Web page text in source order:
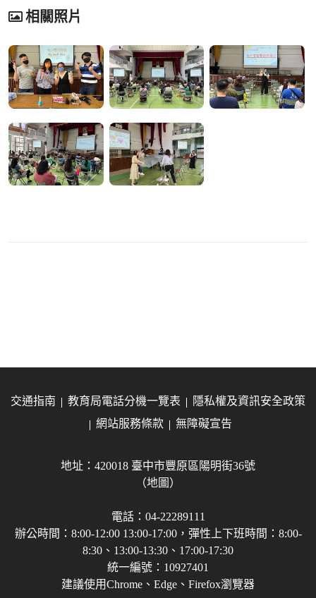
相關照片
交通指南 教育局電話分機一覽表
隱私權及資訊安全政策
網站服務條款
無障礙宣告
地址：420018 臺中市豐原區陽明街36號
（地圖）
電話：04-22289111
辦公時間：8:00-12:00 13:00-17:00，彈性上下班時間：8:00-
8:30、13:00-13:30、17:00-17:30
統一編號：10927401
建議使用Chrome、Edge、Firefox瀏覽器